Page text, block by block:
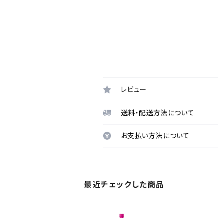
レビュー
送料・配送方法について
お支払い方法について
最近チェックした商品